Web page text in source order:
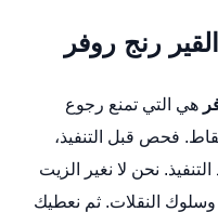
رنج روفر
هي التي تمنع رجوع
فحص قبل التنفيذ،
نحن لا نغير الزيت
النقلات. ثم نعطيك